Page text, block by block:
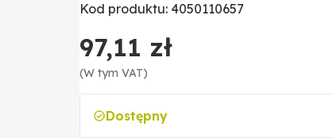
Kod produktu: 4050110657
97,11 zł
(W tym VAT)
Dostępny